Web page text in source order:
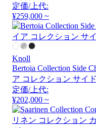
定価/上代:
¥259,000 ~
Knoll
Bertoia Collection Side
ア コレクション サイ
定価/上代:
¥202,000 ~